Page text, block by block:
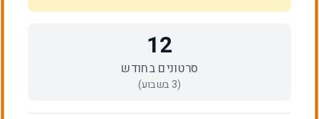
12
סרטונים בחודש
(
3בשבוע)